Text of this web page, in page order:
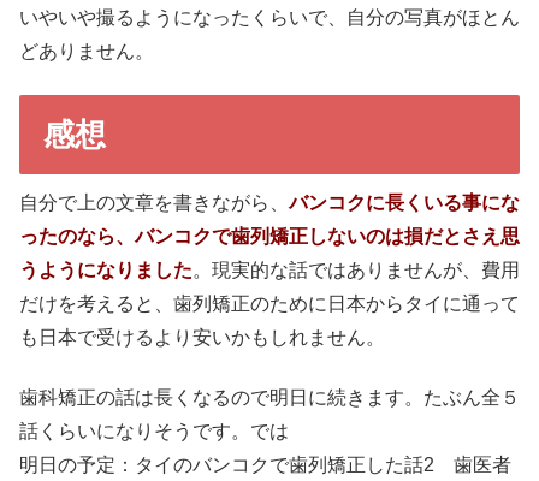
いやいや撮るようになったくらいで、自分の写真がほとん
どありません。
感想
自分で上の文章を書きながら、バンコクに長くいる事にな
ったのなら、バンコクで歯列矯正しないのは損だとさえ思
うようになりました。現実的な話ではありませんが、費用
だけを考えると、歯列矯正のために日本からタイに通って
も日本で受けるより安いかもしれません。
歯科矯正の話は長くなるので明日に続きます。たぶん全５
話くらいになりそうです。では
明日の予定：タイのバンコクで歯列矯正した話2 歯医者